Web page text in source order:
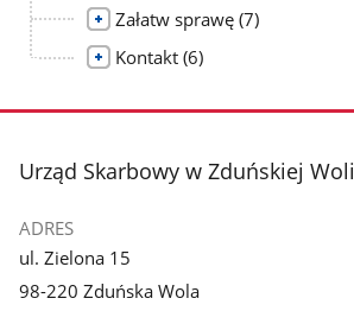
Załatw sprawę liczba
(7)
Kontakt liczba
(6)
stopka
Urząd Skarbowy w Zduńskiej Woli
ADRES
ul. Zielona 15
98-220 Zduńska Wola